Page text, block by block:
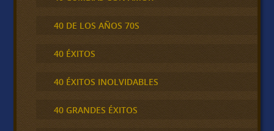
40 DE LOS AÑOS 70S
40 ÉXITOS
40 ÉXITOS INOLVIDABLES
40 GRANDES ÉXITOS